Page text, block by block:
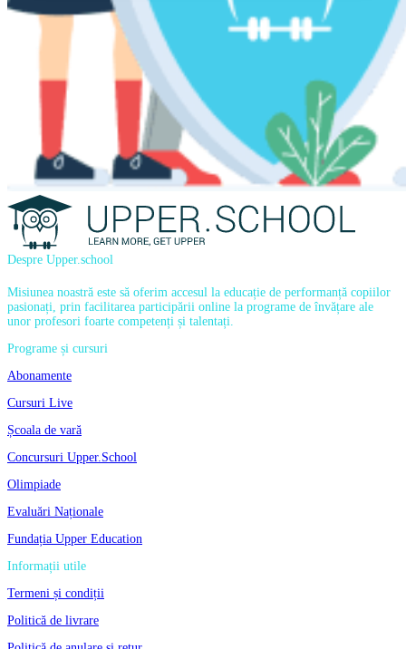
Despre Upper.school
Misiunea noastră este să oferim accesul la educație de performanță copiilor
pasionați, prin facilitarea participării online la programe de învățare ale
unor profesori foarte competenți și talentați.
Programe și cursuri
Abonamente
Cursuri Live
Școala de vară
Concursuri Upper.School
Olimpiade
Evaluări Naționale
Fundația Upper Education
Informații utile
Termeni și condiții
Politică de livrare